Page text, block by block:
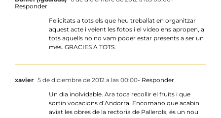
Responder
Felicitats a tots els que heu treballat en organitzar
aquest acte i veient les fotos i el video ens apropen, a
tots aquells no no vam poder estar presents a ser un
més. GRACIES A TOTS.
xavier 5 de diciembre de 2012 a las 00:00- Responder
Un dia inolvidable. Ara toca recollir el fruits i que
sortin vocacions d’Andorra. Encomano que acabin
aviat les obres de la rectoria de Pallerols, és un nou